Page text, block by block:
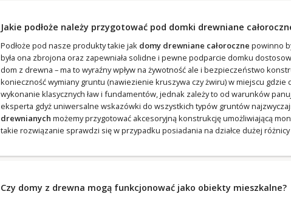
Jakie podłoże należy przygotować pod domki drewniane
Podłoże pod nasze produkty takie jak domy drewniane całoroczne powinno
była ona zbrojona oraz zapewniała solidne i pewne podparcie domku
dom z drewna – ma to wyraźny wpływ na żywotność ale i bezpieczeństwo
konieczność wymiany gruntu (nawiezienie kruszywa czy żwiru) w miejscu gdzie
wykonanie klasycznych ław i fundamentów, jednak zależy to od warunków
eksperta gdyż uniwersalne wskazówki do wszystkich typów gruntów
drewnianych możemy przygotować akcesoryjną konstrukcję umożliwiającą
takie rozwiązanie sprawdzi się w przypadku posiadania na działce dużej
Czy domy z drewna mogą funkcjonować jako obiekty mieszkalne?